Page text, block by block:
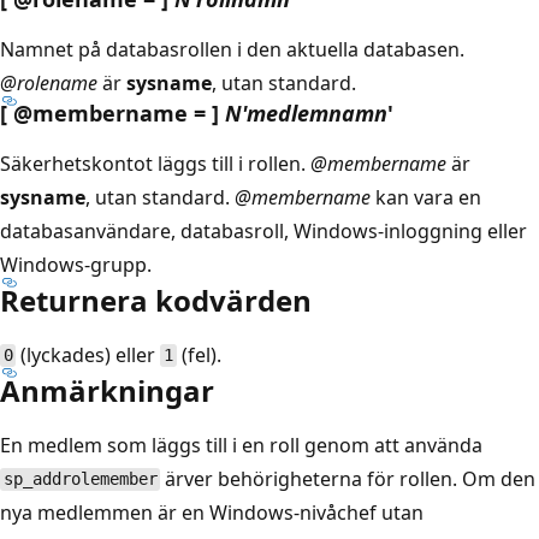
Namnet på databasrollen i den aktuella databasen.
@rolenameärsysname, utan standard.
[ @membername = ] N'medlemnamn'
Säkerhetskontot läggs till i rollen. @membernameär
sysname, utan standard. @membername kan vara en
databasanvändare, databasroll, Windows-inloggning eller
Windows-grupp.
Returnera kodvärden
0 (lyckades) eller 1(fel).
Anmärkningar
En medlem som läggs till i en roll genom att använda
sp_addrolemember ärver behörigheterna för rollen. Om den
nya medlemmen är en Windows-nivåchef utan